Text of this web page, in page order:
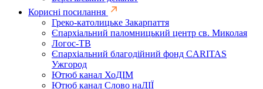
Корисні посилання
Греко-католицьке Закарпаття
Єпархіальний паломницький центр св. Миколая
Логос-ТВ
Єпархіальний благодійний фонд CARITAS
Ужгород
Ютюб канал ХоДІМ
Ютюб канал Слово наДІЇ